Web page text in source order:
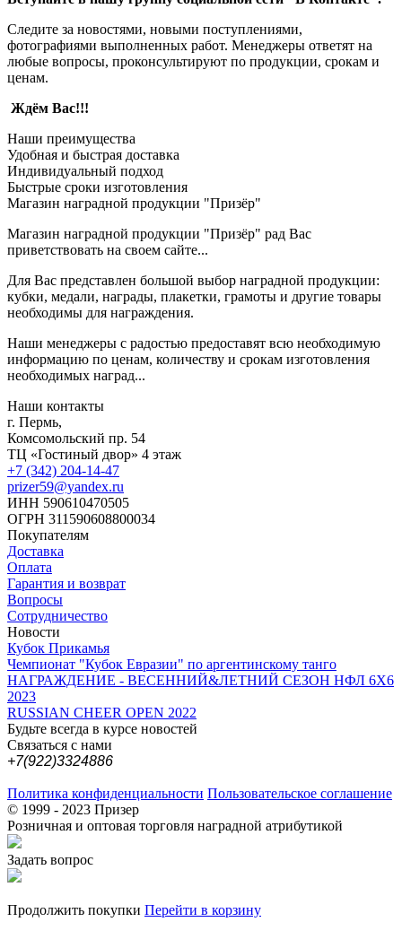
Следите за новостями, новыми поступлениями,
фотографиями выполненных работ. Менеджеры ответят на
любые вопросы, проконсультируют по продукции, срокам и
ценам.
Ждём Вас!!!
Наши преимущества
Удобная и быстрая доставка
Индивидуальный подход
Быстрые сроки изготовления
Магазин наградной продукции "Призёр"
Магазин наградной продукции "Призёр" рад Вас
приветствовать на своем сайте...
Для Вас представлен большой выбор наградной продукции:
кубки, медали, награды, плакетки, грамоты и другие товары
необходимы для награждения.
Наши менеджеры с радостью предоставят всю необходимую
информацию по ценам, количеству и срокам изготовления
необходимых наград...
Наши контакты
г. Пермь,
Комсомольский пр. 54
ТЦ «Гостиный двор» 4 этаж
+7 (342) 204-14-47
prizer59@yandex.ru
ИНН 590610470505
ОГРН 311590608800034
Покупателям
Доставка
Оплата
Гарантия и возврат
Вопросы
Сотрудничество
Новости
Кубок Прикамья
Чемпионат "Кубок Евразии" по аргентинскому танго
НАГРАЖДЕНИЕ - ВЕСЕННИЙ&ЛЕТНИЙ СЕЗОН НФЛ 6Х6
2023
RUSSIAN CHEER OPEN 2022
Будьте всегда в курсе новостей
Связаться с нами
+7(922)3324886
Политика конфиденциальности Пользовательское соглашение
© 1999 - 2023 Призер
Розничная и оптовая торговля наградной атрибутикой
Задать вопрос
Продолжить покупки Перейти в корзину